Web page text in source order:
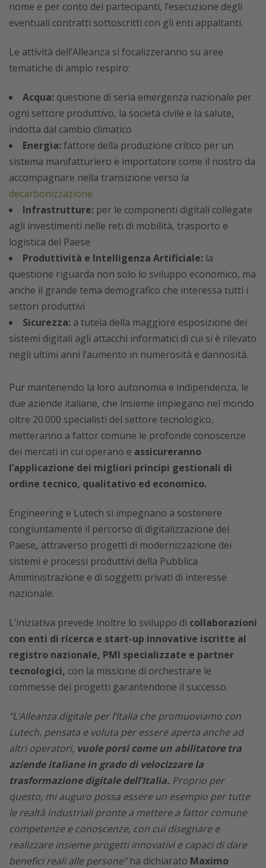
nome e per conto dei partecipanti, l’esecuzione degli
eventuali contratti sottoscritti con gli enti appaltanti.
Le attività dell’Alleanza si focalizzeranno su aree
tematiche di ampio respiro:
Acqua: questione di seria emergenza nazionale per
ogni settore produttivo, la società civile e la salute,
indotta dal cambio climatico
Energia:fattore della produzione critico per un
sistema manifatturiero e importatore come il nostro da
accompagnare nella transizione verso la
decarbonizzazione
Infrastrutture: per le componenti digitali collegate
agli investimenti nelle reti di mobilità, trasporto e
logistica del Paese
Produttività e Intelligenza Artificiale: la
questione riguarda non solo lo sviluppo economico, ma
anche il grande tema demografico che interessa tutti i
settori produttivi
Sicurezza: a tutela della maggiore esposizione dei
sistemi digitali agli attacchi informatici di cui si è rilevato
negli ultimi anni l’aumento in numerosità e dannosità.
Pur mantenendo la loro autonomia e indipendenza, le
due aziende italiane, che insieme impiegano nel mondo
oltre 20.000 specialisti del settore tecnologico,
metteranno a fattor comune le profonde conoscenze
dei mercati in cui operano e assicureranno
l’applicazione dei migliori principi gestionali di
ordine tecnico, qualitativo ed economico.
Engineering e Lutech si impegnano a sostenere
congiuntamente il percorso di digitalizzazione del
Paese, attraverso progetti di modernizzazione dei
sistemi e processi produttivi della Pubblica
Amministrazione e di soggetti privati di interesse
nazionale.
L’iniziativa prevede inoltre lo sviluppo di collaborazioni
con enti di ricerca e start-up innovative iscritte al
registro nazionale, PMI specializzate e partner
tecnologici, con la missione di orchestrare le
commesse dei progetti garantendone il successo.
“L’Alleanza digitale per l’Italia che promuoviamo con
Lutech, pensata e voluta per essere aperta anche ad
altri operatori, vuole porsi come un abilitatore tra
aziende italiane in grado di velocizzare la
trasformazione digitale dell’Italia. Proprio per
questo, mi auguro possa essere un esempio per tutte
le realtà industriali pronte a mettere a fattor comune
competenze e conoscenze, con cui disegnare e
realizzare insieme progetti innovativi e capaci di dare
benefici reali alle persone”ha dichiarato Maximo